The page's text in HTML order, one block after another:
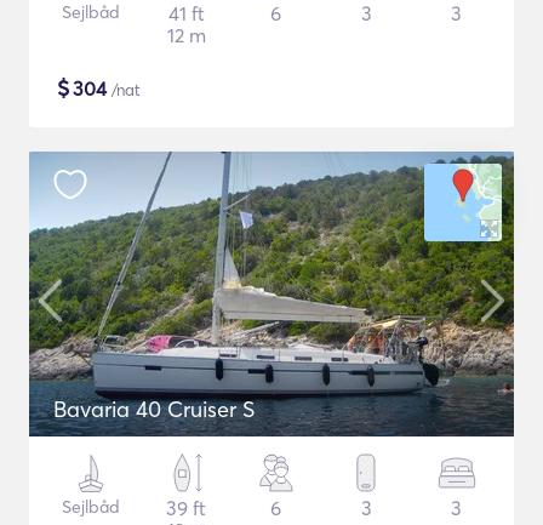
Sejlbåd
41 ft
12 m
6 3 3
$304/nat
Bavaria 40 Cruiser S
Sejlbåd
39 ft
6 3 3